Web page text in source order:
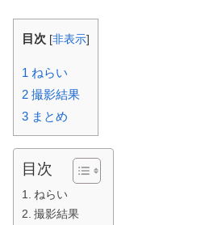
目次 [非表示]
1 ねらい
2 撮影結果
3 まとめ
目次
ねらい
撮影結果